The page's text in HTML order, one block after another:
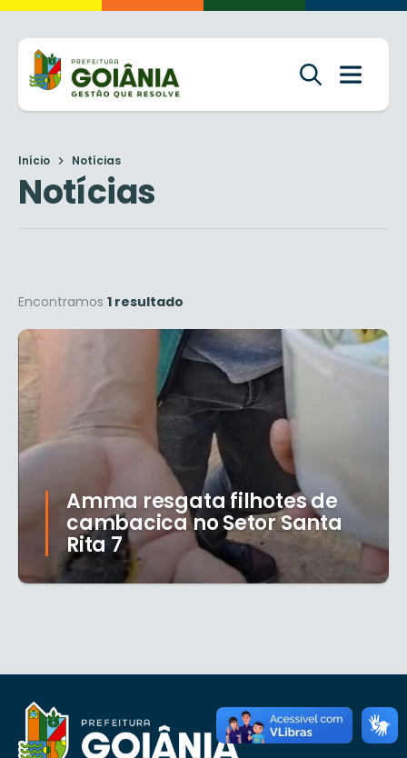
Início Notícias
Notícias
Encontramos 1 resultado
Amma resgata filhotes de
cambacica no Setor Santa
Rita 7